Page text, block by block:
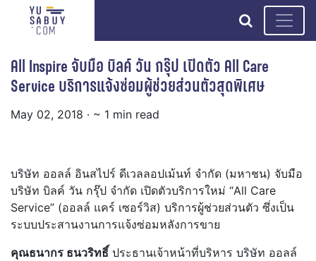
search
All Inspire จับมือ บิลค์ วัน กรุ๊ป เปิดตัว All Care
Service บริการแจ้งซ่อมผู้ช่วยส่วนตัวสุดพิเศษ
May 02, 2018 · ~ 1 min read
บริษัท ออลล์ อินสไปร์ ดีเวลลอปเม้นท์ จำกัด (มหาชน) จับมือ
บริษัท บิลค์ วัน กรุ๊ป จำกัด เปิดตัวบริการใหม่ “All Care
Service” (ออลล์ แคร์ เซอร์วิส) บริการผู้ช่วยส่วนตัว ซึ่งเป็น
ระบบประสานงานการแจ้งซ่อมหลังการขาย
คุณธนากร ธนวริทธิ์ ประธานเจ้าหน้าที่บริหาร บริษัท ออลล์